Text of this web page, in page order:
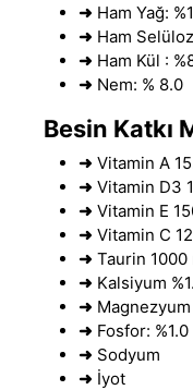
➜ Ham Yağ:
➜ Ham
➜ Ham Kül :
➜ Nem: % 8.0
Besin Katkı
➜ Vitamin A 15
➜ Vitamin D3
➜ Vitamin E
➜ Vitamin C
➜ Taurin 1000
➜ Kalsiyum
➜
➜ Fosfor: %1.0
➜ Sodyum
➜ İyot